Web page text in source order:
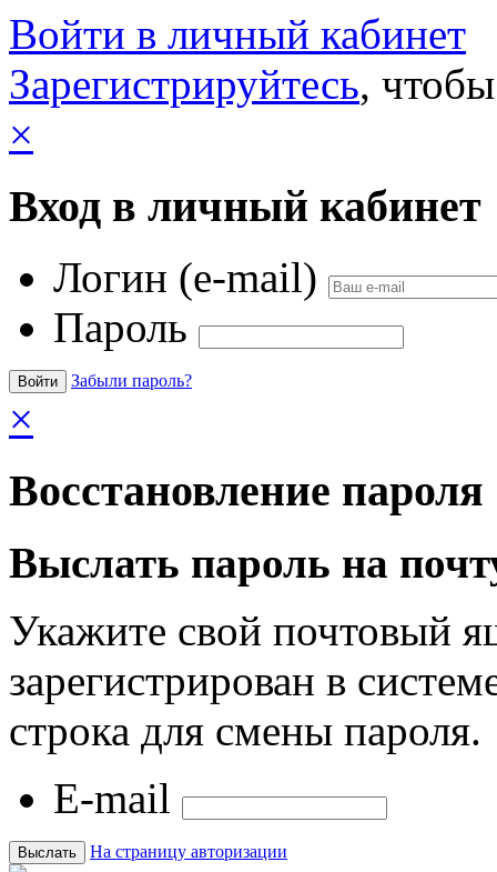
Войти в личный кабинет
Зарегистрируйтесь,
×
Вход в личный кабинет
Логин (e-mail)
Пароль
Забыли пароль?
×
Восстановление пароля
Выслать пароль на
Укажите свой почтовый
зарегистрирован в
строка для смены пароля.
E-mail
На страницу авторизации